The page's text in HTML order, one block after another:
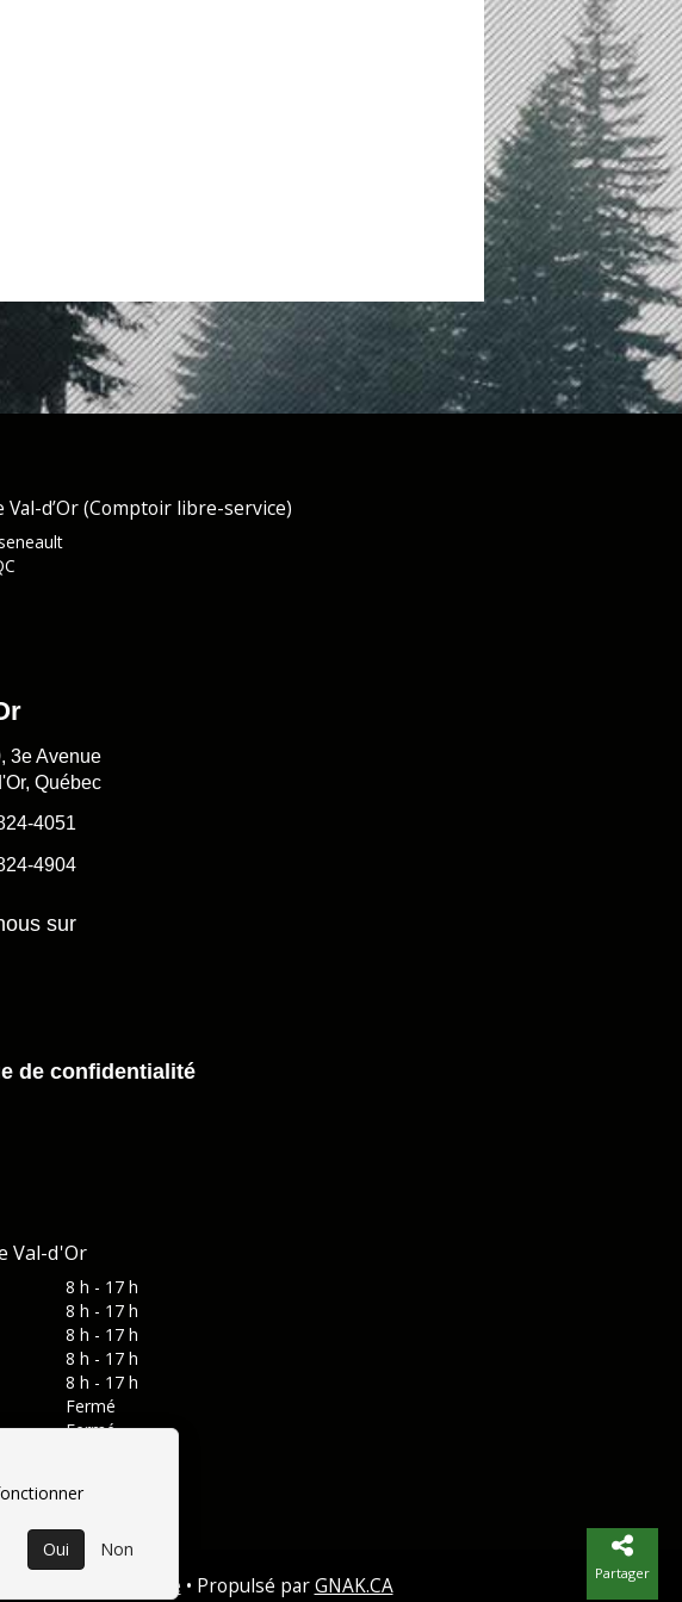
d’Or (Comptoir libre-service)
3e Avenue
Québec
4051
4904
sur
de confidentialité
Val-d'Or
8 h - 17 h
8 h - 17 h
8 h - 17 h
8 h - 17 h
8 h - 17 h
Fermé
Fermé
de confidentialité • Propulsé parGNAK.CA
Partager
Oui
Non